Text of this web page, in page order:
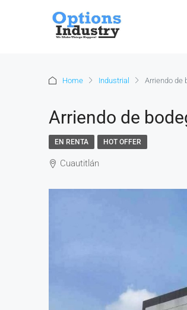
Home Industrial Arriendo de
Arriendo de
EN RENTA HOT OFFER
Cuautitlán